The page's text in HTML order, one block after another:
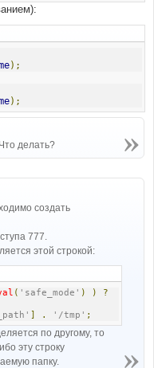
);
);
делать?
создать
777.
этой строкой:
( 'safe_mode' ) )
?
] . '/tmp' ;
по другому, то
эту строку
папку.